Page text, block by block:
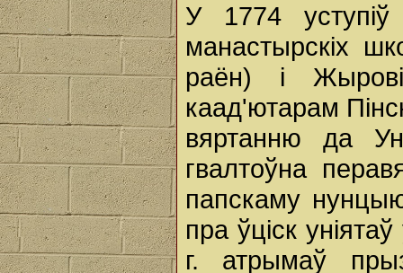
У 1774
манастырскіх
раён) і
каад'ютарам
вяртанню да
гвалтоўна
папскаму
пра ўціск
г. атрымаў